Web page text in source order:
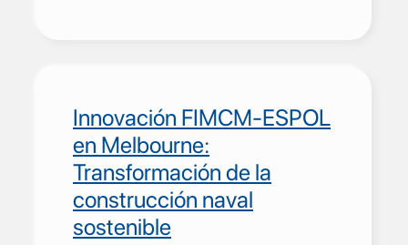
Innovación FIMCM-ESPOL
en Melbourne:
Transformación de la
construcción naval
sostenible